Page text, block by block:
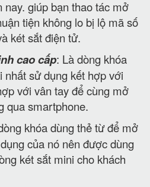
nay. giúp bạn thao tác mở
tiện không lo bị lộ mã số
két sắt điện tử.
cao cấp: Là dòng khóa
nhất sử dụng kết hợp với
với vân tay để cùng mở
qua smartphone.
khóa dùng thẻ từ để mở
của nó nên được dùng
két sắt mini cho khách